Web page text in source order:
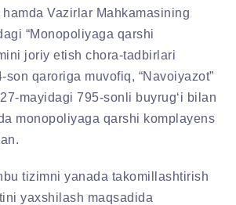
Vazirlar Mahkamasining
“Monopoliyaga qarshi
joriy etish chora-tadbirlari
son qaroriga muvofiq, “Navoiyazot”
mayidagi 795-sonli buyrug‘i bilan
monopoliyaga qarshi komplayens
tizimni yanada takomillashtirish
yaxshilash maqsadida